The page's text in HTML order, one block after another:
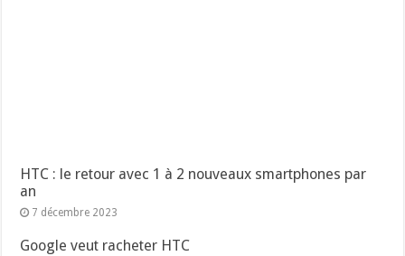
HTC : le retour avec 1 à 2 nouveaux smartphones par
an
7 décembre 2023
Google veut racheter HTC